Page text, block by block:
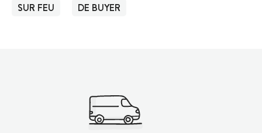
SUR FEU DE BUYER